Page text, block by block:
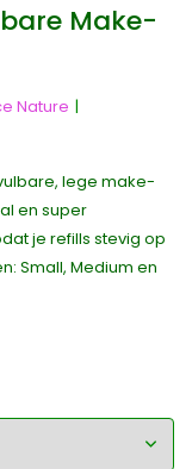
Make-
Nature
lege make-
en super
je refills stevig op
Small, Medium en